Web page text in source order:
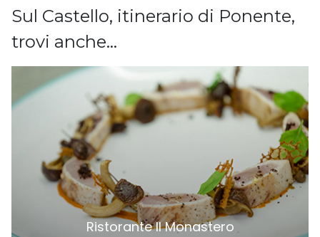
Sul Castello, itinerario di Ponente,
trovi anche...
Ristorante Il Monastero